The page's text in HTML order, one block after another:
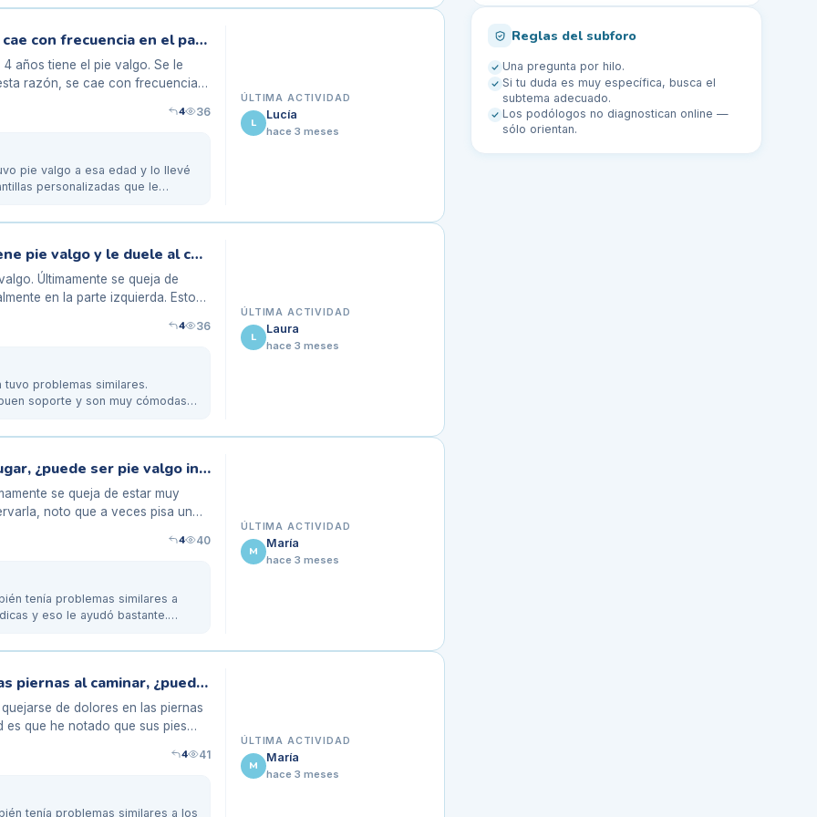
Mi hija de 4 años tiene el pie valgo y se cae con frecuencia en el parque
años tiene el pie valgo. Se le
razón, se cae con frecuencia
4
36
pie valgo a esa edad y lo llevé
personalizadas que le
ÚLTIMA ACTIVIDAD
L
Lucía
hace 3 meses
Zapatillas para mi hijo de 9 años que tiene pie valgo y le duele al correr
Últimamente se queja de
en la parte izquierda. Esto
4
36
problemas similares.
soporte y son muy cómodas.
ÚLTIMA ACTIVIDAD
L
Laura
hace 3 meses
Mi hija de 7 años se siente cansada al jugar, ¿puede ser pie valgo infantil?
se queja de estar muy
noto que a veces pisa un
4
40
tenía problemas similares a
y eso le ayudó bastante.
ÚLTIMA ACTIVIDAD
M
María
hace 3 meses
Mi hija de 6 años se queja de dolor en las piernas al caminar, ¿puede ser pie valgo?
de dolores en las piernas
es que he notado que sus pies
4
41
tenía problemas similares a los
ÚLTIMA ACTIVIDAD
M
María
hace 3 meses
Reglas del subforo
Una pregunta por hilo.
Si tu duda es muy específica, busca el
subtema adecuado.
Los podólogos no diagnostican online —
sólo orientan.